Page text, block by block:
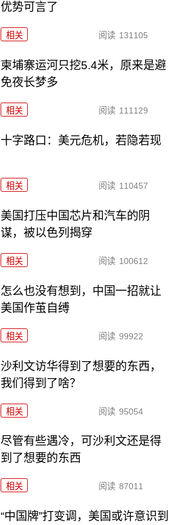
优势可言了
相关 阅读 131105
柬埔寨运河只挖5.4米，原来是避
免夜长梦多
相关 阅读 111129
十字路口：美元危机，若隐若现
相关 阅读 110457
美国打压中国芯片和汽车的阴
谋，被以色列揭穿
相关 阅读 100612
怎么也没有想到，中国一招就让
美国作茧自缚
相关 阅读 99922
沙利文访华得到了想要的东西，
我们得到了啥？
相关 阅读 95054
尽管有些遇冷，可沙利文还是得
到了想要的东西
相关 阅读 87011
“中国牌”打变调，美国或许意识到